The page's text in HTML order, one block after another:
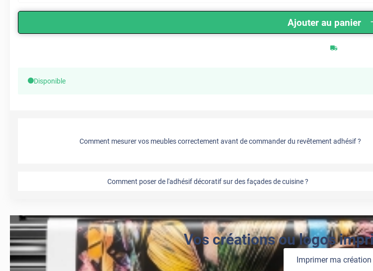
Ajouter au panier
Disponible
Comment mesurer vos meubles correctement avant de commander du revêtement adhésif ?
Comment poser de l'adhésif décoratif sur des façades de cuisine ?
Vos créations ou logos
Imprimer ma création